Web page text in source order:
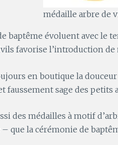
médaille arbre de
baptême évoluent avec le
favorise l’introduction de
en boutique la
faussement sage des petits
des médailles à motif
que la cérémonie de